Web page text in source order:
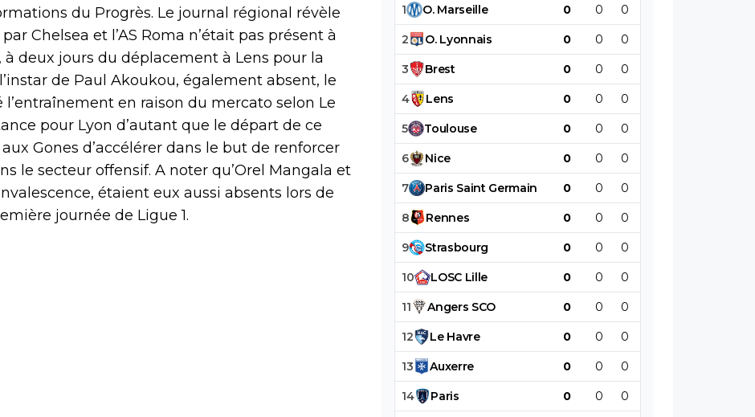
du Progrès. Le journal régional révèle
Chelsea et l’AS Roma n’était pas présent à
à deux jours du déplacement à Lens pour la
de Paul Akoukou, également absent, le
en raison du mercato selon Le
pour Lyon d’autant que le départ de ce
Gones d’accélérer dans le but de renforcer
le secteur offensif. A noter qu’Orel Mangala et
étaient eux aussi absents lors de
journée de Ligue 1.
1 O. Marseille 0 0 0
2 O. Lyonnais 0 0 0
3 Brest 0 0 0
4 Lens 0 0 0
5 Toulouse 0 0 0
6 Nice 0 0 0
7 Paris Saint Germain 0 0 0
8 Rennes 0 0 0
9 Strasbourg 0 0 0
10 LOSC Lille 0 0 0
11 Angers SCO 0 0 0
12 Le Havre 0 0 0
13 Auxerre 0 0 0
14 Paris 0 0 0